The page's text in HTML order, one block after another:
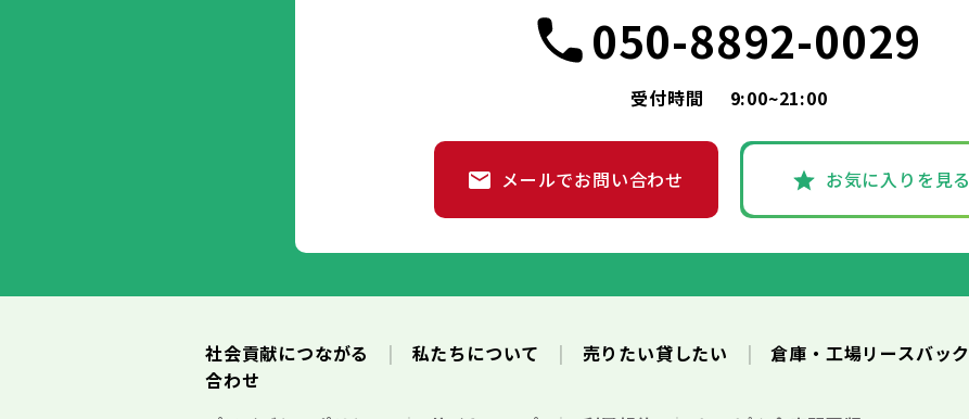
050-8892-0029
受付時間 9:00~21:00
メールでお問い合わせ お気に入りを見る
社会貢献につながる 私たちについて 売りたい貸したい 倉庫・工場リースバック
合わせ